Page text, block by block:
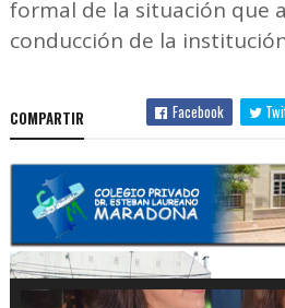
formal de la situación que
conducción de la
COMPARTIR Facebook